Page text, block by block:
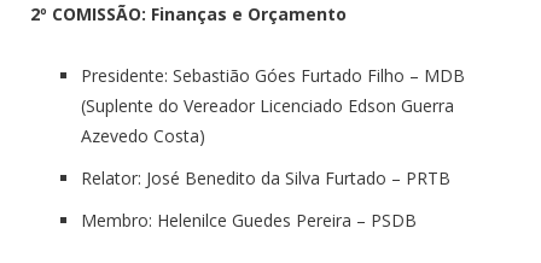
2º COMISSÃO: Finanças e Orçamento
Presidente: Sebastião Góes Furtado Filho – MDB
(Suplente do Vereador Licenciado Edson Guerra
Azevedo Costa)
Relator: José Benedito da Silva Furtado – PRTB
Membro: Helenilce Guedes Pereira – PSDB